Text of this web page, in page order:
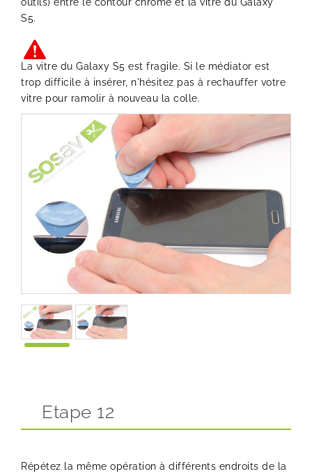
S5.
La vitre du Galaxy S5 est fragile. Si le médiator est
trop difficile à insérer, n'hésitez pas à rechauffer votre
vitre pour ramolir à nouveau la colle.
Etape 12
Répétez la même opération à différents endroits de la